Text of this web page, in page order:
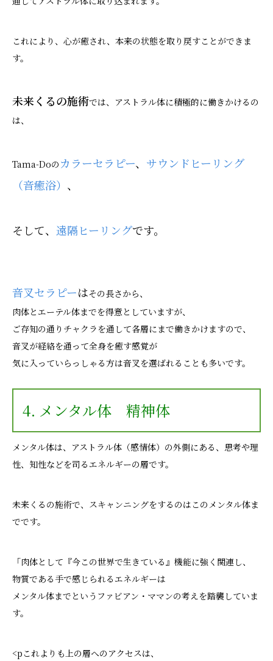
これにより、心が癒され、本来の状態を取り戻すことができま
す。
未来くるの施術では、アストラル体に積極的に働きかけるの
は、
Tama-Doの カラーセラピー、 サウンドヒーリング
（音癒浴） 、
そして、 遠隔ヒーリングです。
音叉セラピーはその長さから、
肉体とエーテル体までを得意としていますが、
ご存知の通りチャクラを通して各層にまで働きかけますので、
音叉が経絡を通って全身を癒す感覚が
気に入っていらっしゃる方は音叉を選ばれることも多いです。
4. メンタル体 精神体
メンタル体は、アストラル体（感情体）の外側にある、思考や理
性、知性などを司るエネルギーの層です。
未来くるの施術で、スキャンニングをするのはこのメンタル体ま
でです。
「肉体として『今この世界で生きている』機能に強く関連し、
物質である手で感じられるエネルギーは
メンタル体までというファビアン・ママンの考えを踏襲していま
す。
<p これよりも上の層へのアクセスは、